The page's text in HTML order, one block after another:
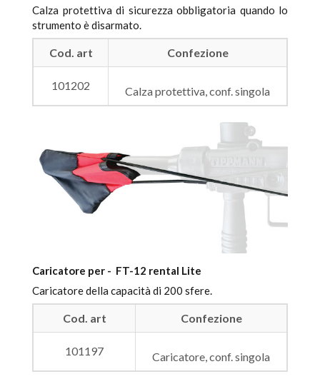
Calza protettiva di sicurezza obbligatoria quando lo
strumento è disarmato.
Cod. art Confezione
101202 Calza protettiva, conf. singola
Caricatore per - FT-12 rental Lite
Caricatore della capacità di 200 sfere.
Cod. art Confezione
101197 Caricatore, conf. singola